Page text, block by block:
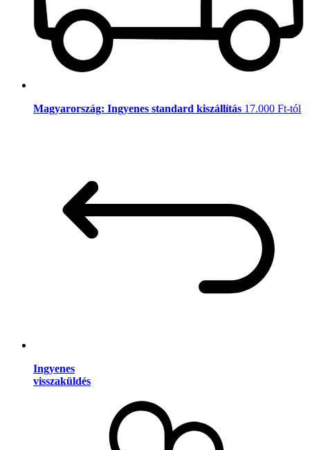
Magyarország: Ingyenes standard kiszállítás 17.000 Ft-tól
Ingyenes
visszaküldés